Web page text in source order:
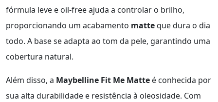
fórmula leve e oil-free ajuda a controlar o brilho,
proporcionando um acabamento matteque dura o dia
todo. A base se adapta ao tom da pele, garantindo uma
cobertura natural.
Além disso, a Maybelline Fit Me Matte é conhecida por
sua alta durabilidade e resistência à oleosidade. Com